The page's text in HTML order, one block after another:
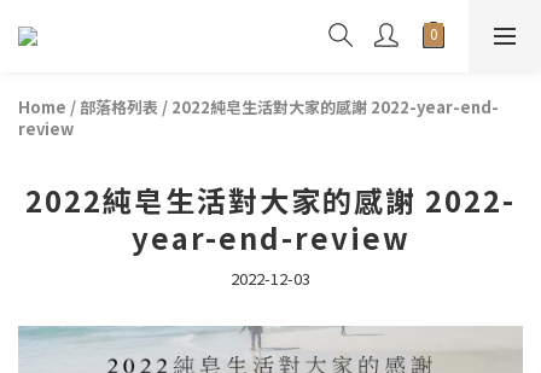
Home / 部落格列表 / 2022純皂生活對大家的感謝 2022-year-end-
review
2022純皂生活對大家的感謝 2022-
year-end-review
2022-12-03